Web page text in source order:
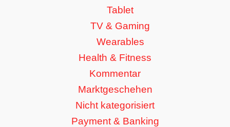
Tablet
TV & Gaming
Wearables
Health & Fitness
Kommentar
Marktgeschehen
Nicht kategorisiert
Payment & Banking